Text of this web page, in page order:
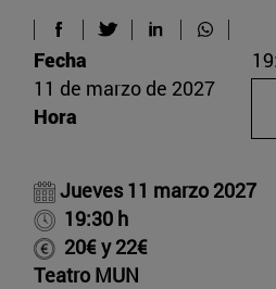
Jueves 11 marzo 2027
19:30 h
20€ y 22€
Teatro MUN
Fecha
11 de marzo de 2027
Hora